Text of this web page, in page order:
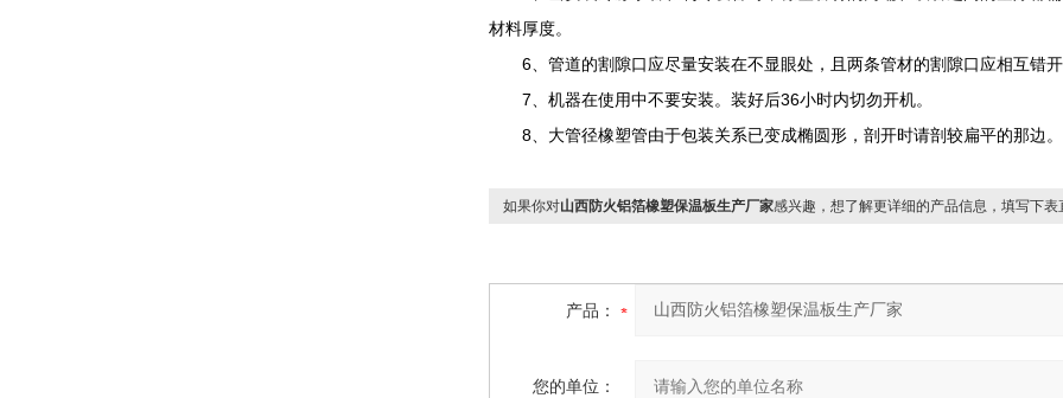
材料厚度。
6、管道的割隙口应尽量安装在不显眼处，且两条管材的割隙口应相互错开
7、机器在使用中不要安装。装好后36小时内切勿开机。
8、大管径橡塑管由于包装关系已变成椭圆形，剖开时请剖较扁平的那边。
如果你对山西防火铝箔橡塑保温板生产厂家感兴趣，想了解更详细的产品信息，填写下表
产品：
您的单位：